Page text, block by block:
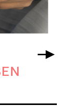
Arrow